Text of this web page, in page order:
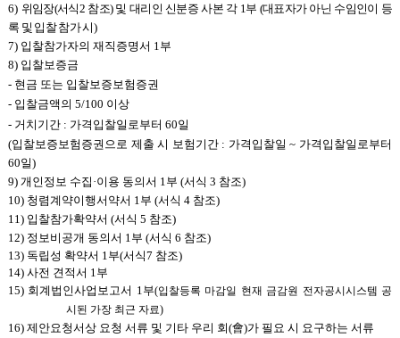
6) 위임장(서식2 참조) 및 대리인 신분증 사본 각 1부 (대표자가 아닌 수임인이 등
록 및 입찰 참가 시)
7) 입찰참가자의 재직증명서 1부
8) 입찰보증금
- 현금 또는 입찰보증보험증권
- 입찰금액의 5/100 이상
- 거치기간 : 가격입찰일로부터 60일
(입찰보증보험증권으로 제출 시 보험기간 : 가격입찰일 ~ 가격입찰일로부터
60일)
9) 개인정보 수집·이용 동의서 1부 (서식 3 참조)
10) 청렴계약이행서약서 1부 (서식 4 참조)
11) 입찰참가확약서 (서식 5 참조)
12) 정보비공개 동의서 1부 (서식 6 참조)
13) 독립성 확약서 1부(서식7 참조)
14) 사전 견적서 1부
15) 회계법인사업보고서 1부(입찰등록 마감일 현재 금감원 전자공시시스템 공
시된 가장 최근 자료)
16) 제안요청서상 요청 서류 및 기타 우리 회(會)가 필요 시 요구하는 서류